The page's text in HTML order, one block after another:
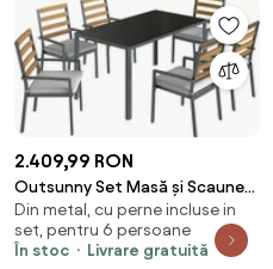
2.409,99 RON
Outsunny Set Masă și Scaune
de Grădină 7 Piese, Set pentru
Prânz în Aer Liber cu Masă
Dreptunghiulară din Sticlă
Din metal, cu perne incluse in
set, pentru 6 persoane
În stoc
Livrare gratuită